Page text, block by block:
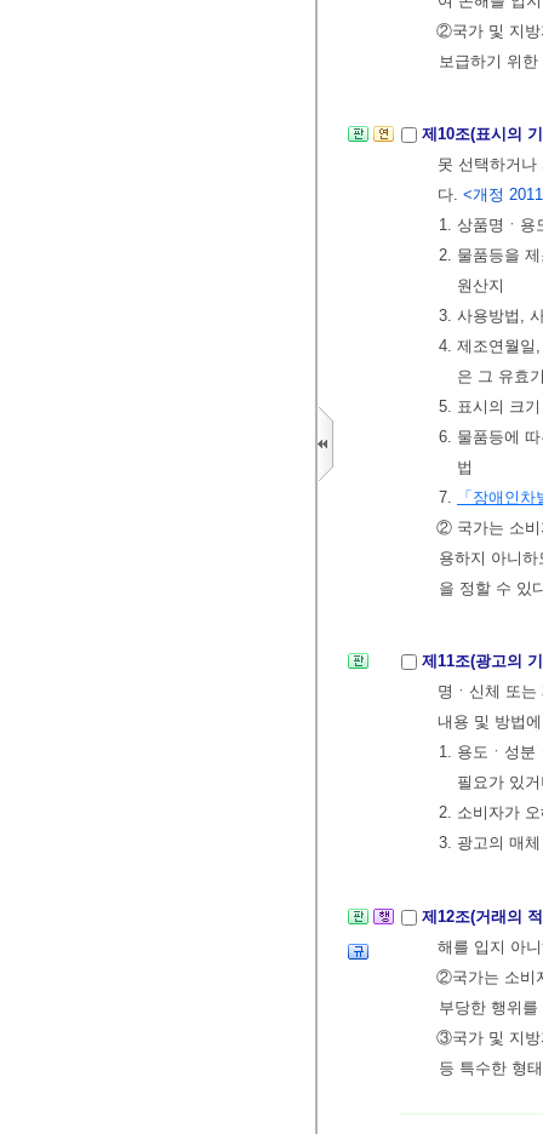
②국가 및 지방
보급하기 위
제10조(표시의
못 선택하거
다. <개정
1. 상품명ㆍ용
2. 물품등을
원산지
3. 사용방법,
4. 제조연월일
은 그 유효
5. 표시의 크
6. 물품등에
법
7.
「장애인
② 국가는 소비
용하지 아니
을 정할 수 있
제11조(광고의
명ㆍ신체 또
내용 및 방법
1. 용도ㆍ성분
필요가 있
2. 소비자가
3. 광고의 매
제12조(거래의
해를 입지 아
②국가는 소비
부당한 행위를
③국가 및 지방
등 특수한 형